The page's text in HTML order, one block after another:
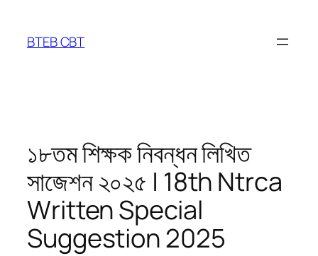
content
BTEB CBT
১৮তম শিক্ষক নিবন্ধন লিখিত
সাজেশন ২০২৫ | 18th Ntrca
Written Special
Suggestion 2025